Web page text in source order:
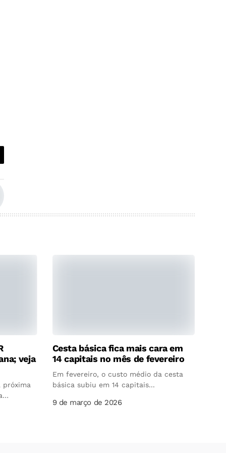
veja
próxima
Cesta básica fica mais cara em
14 capitais no mês de fevereiro
Em fevereiro, o custo médio da cesta
básica subiu em 14 capitais...
9 de março de 2026